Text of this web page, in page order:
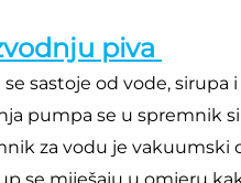
piva
sastoje od vode,
pumpa se u spremnik
za vodu je